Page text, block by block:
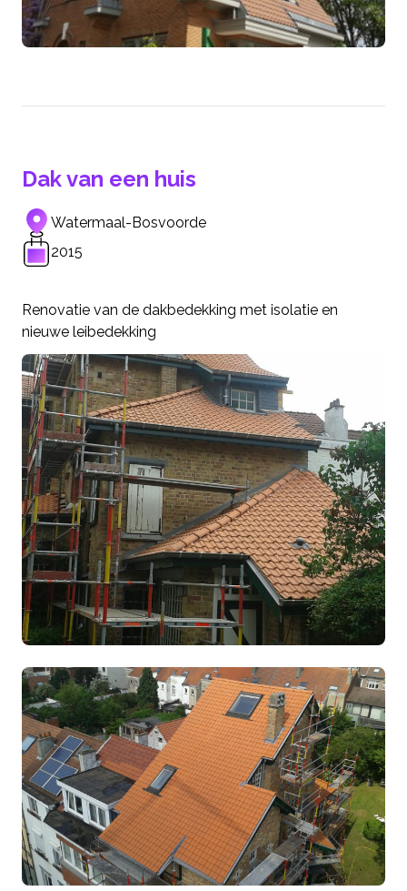
Dak van een huis
Watermaal-Bosvoorde
2015
Renovatie van de dakbedekking met isolatie en
nieuwe leibedekking